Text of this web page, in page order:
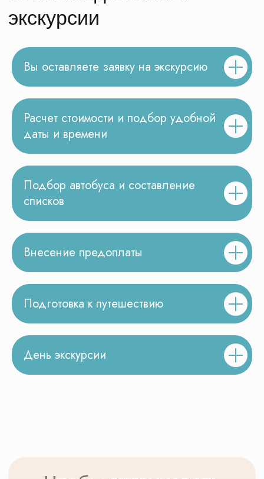
Вы оставляете заявку на экскурсию
Расчет стоимости и подбор удобной
даты и времени
Подбор автобуса и составление
списков
Внесение предоплаты
Подготовка к путешествию
День экскурсии
Нужно переслать программу
Получить программу в WhatsApp
Другие школьные
экскурсии
Новости о КП Маршруты
Наши достижения и награды